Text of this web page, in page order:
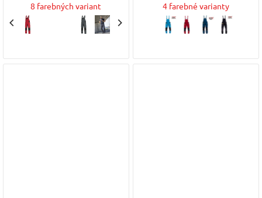
8 farebných variant 4 farebné varianty